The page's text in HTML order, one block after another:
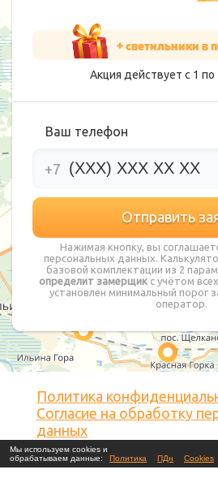
+ светильники в
Акция действует с 1 по
Ваш телефон
+7
Нажимая кнопку, вы
персональных данных.
базовой комплектации из 2
определит замерщикс учётом
установлен минимальный порог
оператор.
Мы используем cookies и
обрабатываем данные:
Политика ПДн Cookies
Политика
Согласие на обработку
данных
Согласие на обработку
© 2026 Потолочкин.ру ТМ